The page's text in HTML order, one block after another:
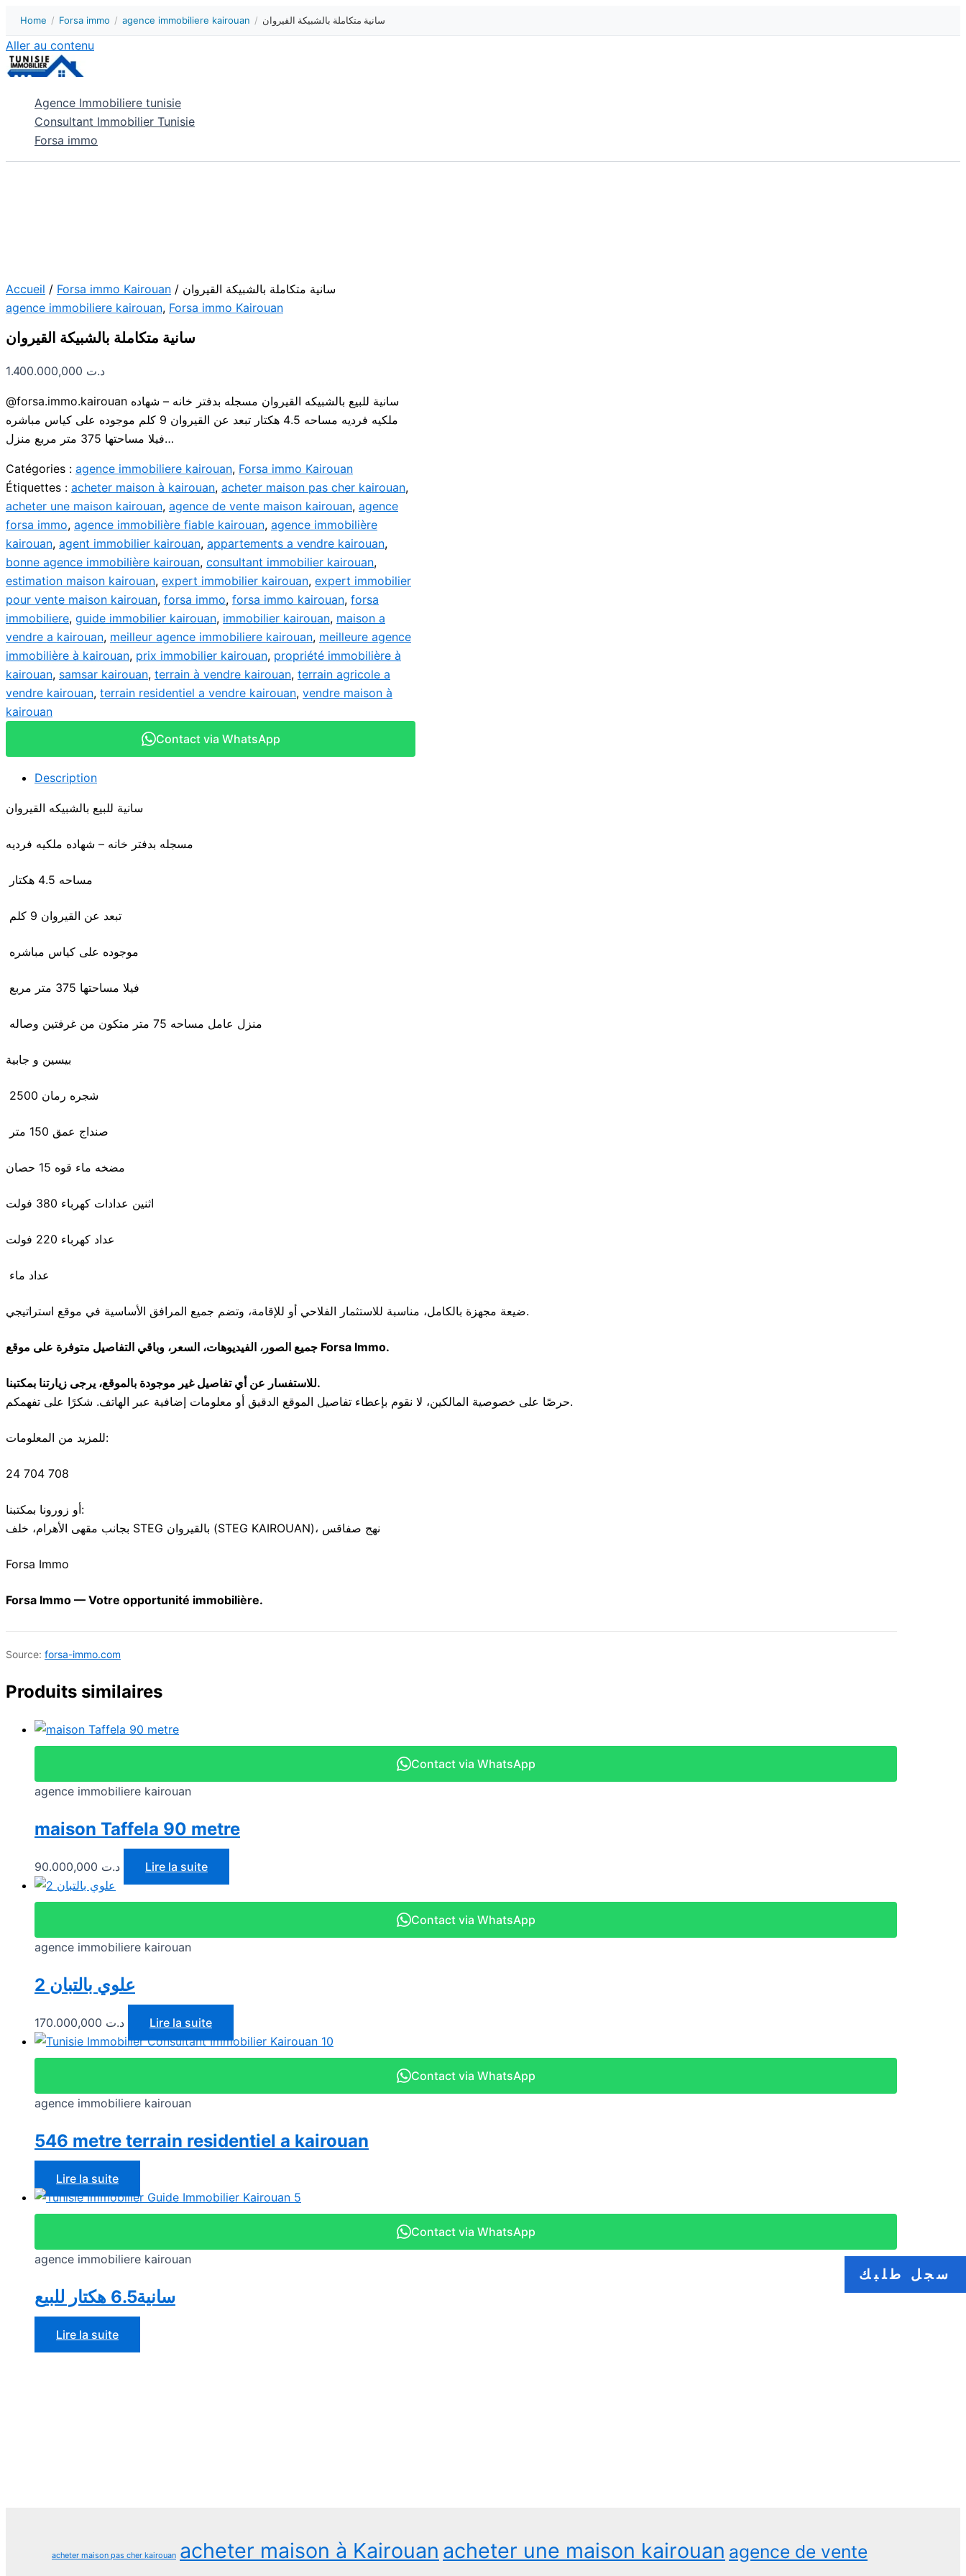
Home / Forsa immo / agence immobiliere kairouan / سانية متكاملة بالشبيكة القيروان
سجل طلبك
Aller au contenu
Agence Immobiliere tunisie
Consultant Immobilier Tunisie
Forsa immo
Accueil / Forsa immo Kairouan
/ سانية متكاملة بالشبيكة القيروان
agence immobiliere kairouan, Forsa immo Kairouan
سانية متكاملة بالشبيكة القيروان
د.ت
@forsa.immo.kairouan سانية للبيع بالشبيكه القيروان مسجله بدفتر خانه – شهاده
ملكيه فرديه مساحه 4.5 هكتار تبعد عن القيروان 9 كلم موجوده على كياس مباشره
فيلا مساحتها 375 متر مربع منزل…
Catégories : agence immobiliere kairouan, Forsa immo Kairouan
Étiquettes : acheter maison à kairouan, acheter maison pas cher kairouan,
acheter une maison kairouan, agence de vente maison kairouan, agence
forsa immo, agence immobilière fiable kairouan, agence immobilière
kairouan, agent immobilier kairouan, appartements a vendre kairouan,
bonne agence immobilière kairouan, consultant immobilier kairouan,
estimation maison kairouan, expert immobilier kairouan, expert immobilier
pour vente maison kairouan, forsa immo, forsa immo kairouan, forsa
immobiliere, guide immobilier kairouan, immobilier kairouan, maison a
vendre a kairouan, meilleur agence immobiliere kairouan, meilleure agence
immobilière à kairouan, prix immobilier kairouan, propriété immobilière à
kairouan, samsar kairouan, terrain à vendre kairouan, terrain agricole a
vendre kairouan, terrain residentiel a vendre kairouan, vendre maison à
kairouan
Contact via WhatsApp
Description
سانية للبيع بالشبيكه القيروان
مساحه 4.5 هكتار
تبعد عن القيروان 9 كلم
موجوده على كياس مباشره
فيلا مساحتها 375 متر مربع
منزل عامل مساحه 75 متر متكون من غرفتين وصاله
بيسين و جابية
2500 شجره رمان
صنداج عمق 150 متر
مضخه ماء قوه 15 حصان
عداد كهرباء 220 فولت
عداد ماء
ضيعة مجهزة بالكامل، مناسبة للاستثمار الفلاحي أو للإقامة، وتضم جميع المرافق الأساسية في موقع استراتيجي.
جميع الصور، الفيديوهات، السعر، وباقي التفاصيل متوفرة على موقع Forsa Immo.
للاستفسار عن أي تفاصيل غير موجودة بالموقع، يرجى زيارتنا بمكتبنا.
حرصًا على خصوصية المالكين، لا نقوم بإعطاء تفاصيل الموقع الدقيق أو معلومات إضافية عبر الهاتف. شكرًا على تفهمكم.
للمزيد من المعلومات:
24 704 708
أو زورونا بمكتبنا:
بجانب مقهى الأهرام، خلف STEG بالقيروان (STEG KAIROUAN)، نهج صفاقس
Forsa Immo
Forsa Immo — Votre opportunité immobilière.
Source: forsa-immo.com
Produits similaires
Contact via WhatsApp
agence immobiliere kairouan
maison Taffela 90 metre
د.ت Lire la suite
Contact via WhatsApp
agence immobiliere kairouan
2 علوي بالتبان
د.ت Lire la suite
Contact via WhatsApp
agence immobiliere kairouan
546 metre terrain residentiel a kairouan
Lire la suite
Contact via WhatsApp
agence immobiliere kairouan
سانية6.5 هكتار للبيع
Lire la suite
acheter maison pas cher kairouan acheter maison à Kairouan acheter une maison kairouan agence de vente